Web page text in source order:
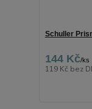
Schuller
144 Kč/ks
119 Kč bez